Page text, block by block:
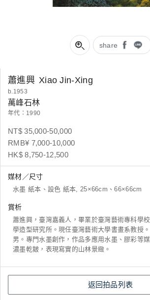
share
蕭進興 Xiao Jin-Xing
b.1953
萬峰石林
年代：1990
NT$ 35,000-50,000
RMB¥ 7,000-10,000
HK$ 8,750-12,500
媒材／尺寸
水墨 紙本、設色 紙本, 25×66cm、66×66cm
賞析
蕭進興，臺灣嘉義人，畢業於臺灣藝術專科學
學造型研究所。現任臺灣藝術大學書畫系教授
男。專門水墨創作，作品多應用水墨、膠彩等
濃墨乾皴，表現寫實的山林景緻。
返回拍品列表